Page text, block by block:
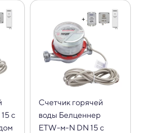
с
Cчетчик горячей
воды Белценнер
ETW-м-N DN 15 с